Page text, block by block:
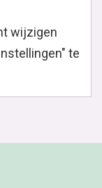
wijzigen
te